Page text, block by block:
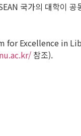
국가의 대학이 공
for Excellence in
참조).